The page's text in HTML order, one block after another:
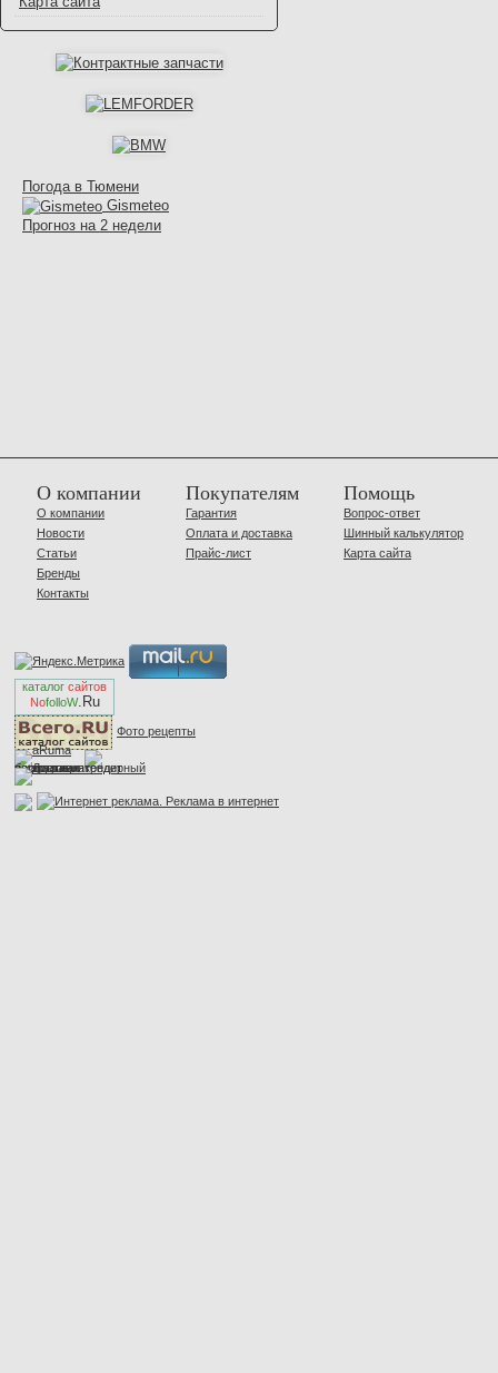
Погода в Тюмени
Gismeteo
Прогноз на 2 недели
О компании
О компании
Новости
Статьи
Бренды
Контакты
Покупателям
Гарантия
Оплата и доставка
Прайс-лист
Помощь
Вопрос-ответ
Шинный калькулятор
Карта сайта
каталог сайтов
NofolloW.Ru
Фото рецепты